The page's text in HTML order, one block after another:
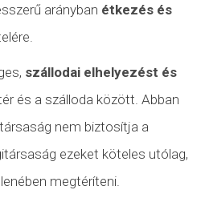
arányban étkezés és
szállodai elhelyezést és
és a szálloda között. Abban
nem biztosítja a
ezeket köteles utólag,
megtéríteni.